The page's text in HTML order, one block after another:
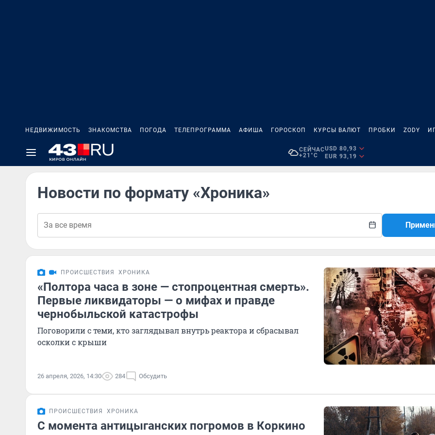
НЕДВИЖИМОСТЬ ЗНАКОМСТВА ПОГОДА ТЕЛЕПРОГРАММА АФИША ГОРОСКОП КУРСЫ ВАЛЮТ ПРОБКИ ZODY
СЕЙЧАС
+21°C
USD 80,93
EUR 93,19
Новости по формату «Хроника»
ПРОИСШЕСТВИЯ ХРОНИКА
«Полтора часа в зоне — стопроцентная смерть».
Первые ликвидаторы — о мифах и правде
чернобыльской катастрофы
Поговорили с теми, кто заглядывал внутрь реактора и сбрасывал
осколки с крыши
26 апреля, 2026, 14:30 284 Обсудить
ПРОИСШЕСТВИЯ ХРОНИКА
С момента антицыганских погромов в Коркино